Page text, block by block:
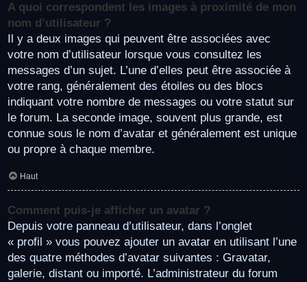
A quoi correspondent les images à proximité de mon
nom d’utilisateur ?
Il y a deux images qui peuvent être associées avec
votre nom d’utilisateur lorsque vous consultez les
messages d’un sujet. L’une d’elles peut être associée à
votre rang, généralement des étoiles ou des blocs
indiquant votre nombre de messages ou votre statut sur
le forum. La seconde image, souvent plus grande, est
connue sous le nom d’avatar et généralement est unique
ou propre à chaque membre.
Haut
Comment puis-je afficher un avatar ?
Depuis votre panneau d’utilisateur, dans l’onglet
« profil » vous pouvez ajouter un avatar en utilisant l’une
des quatre méthodes d’avatar suivantes : Gravatar,
galerie, distant ou importé. L’administrateur du forum